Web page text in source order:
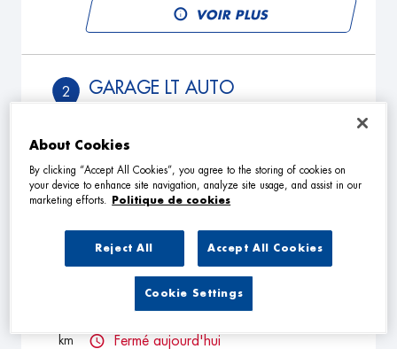
VOIR PLUS
2
km
GARAGE LT AUTO
Fermé actuellement
TÉLÉPHONE
VOIR PLUS
km
SARL L.B. PIECES AUTO
Rue DE LA LAITERIE
Fermé aujourd'hui
About Cookies
By clicking “Accept All Cookies”, you agree to the storing of cookies on
your device to enhance site navigation, analyze site usage, and assist in our
marketing efforts.
Politique de cookies
Reject All Accept All Cookies
Cookie Settings